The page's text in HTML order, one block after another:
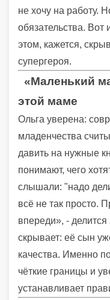
не хочу на работу.
обязательства. Вот
этом, кажется,
супергероя.
«Маленький
этой маме
Ольга уверена:
младенчества
давить на нужные
понимают, чего
слышали: "надо
всё не так просто.
впереди», -
скрывает: её сын
качества. Именно
чёткие границы и
устанавливает